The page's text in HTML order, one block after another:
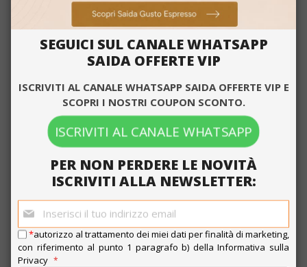
NOVITÀ
2,25 €
Prezzo
speciale
2,00 €
ACQUISTA ORA
Purina Dentalife Snack Cane per l'Igiene
Orale - Taglia Small - 115 Gr
necessari
Targeting Funzionalità
ACCETTA TUTTO
MOSTRA DETTAGLI
Strettamente necessari
Performance
Targeting
Funzionalità
SEGUICI SUL CANALE WHATSAPP
SAIDA OFFERTE VIP
ISCRIVITI AL CANALE WHATSAPP SAIDA OFFERTE VIP E
SCOPRI I NOSTRI COUPON SCONTO.
ISCRIVITI AL CANALE WHATSAPP
PER NON PERDERE LE NOVITÀ
ISCRIVITI ALLA NEWSLETTER:
Iscriviti
alla
nostra
newsletter:
*autorizzo al trattamento dei miei dati per finalità di marketing,
con riferimento al punto 1 paragrafo b) dellaInformativa sulla
Privacy